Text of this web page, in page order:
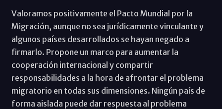
Valoramos positivamente el Pacto Mundial por la
Migración, aunque no sea jurídicamente vinculante y
algunos países desarrollados se hayan negado a
firmarlo. Propone un marco para aumentar la
cooperación internacional y compartir
responsabilidades a la hora de afrontar el problema
migratorio en todas sus dimensiones. Ningún país de
forma aislada puede dar respuesta al problema